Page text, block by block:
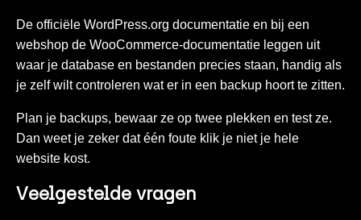
De officiële WordPress.org documentatie en bij een
webshop de WooCommerce-documentatie leggen uit
waar je database en bestanden precies staan, handig als
je zelf wilt controleren wat er in een backup hoort te zitten.
Plan je backups, bewaar ze op twee plekken en test ze.
Dan weet je zeker dat één foute klik je niet je hele
website kost.
Veelgestelde vragen